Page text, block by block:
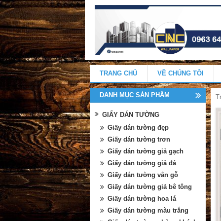
TRANG CHỦ VỀ CHÚNG TÔI
DANH MỤC SẢN PHẨM
GIẤY DÁN TƯỜNG
Giấy dán tường đẹp
Giấy dán tường trơn
Giấy dán tường giả gạch
Giấy dán tường giả đá
Giấy dán tường vân gỗ
Giấy dán tường giả bê tông
Giấy dán tường hoa lá
Giấy dán tường màu trắng